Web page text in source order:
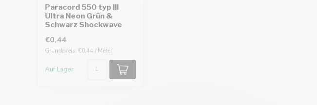
Paracord 550 typ III
Ultra Neon Grün &
Schwarz Shockwave
€0,44
Grundpreis: €0,44 / Meter
Auf Lager